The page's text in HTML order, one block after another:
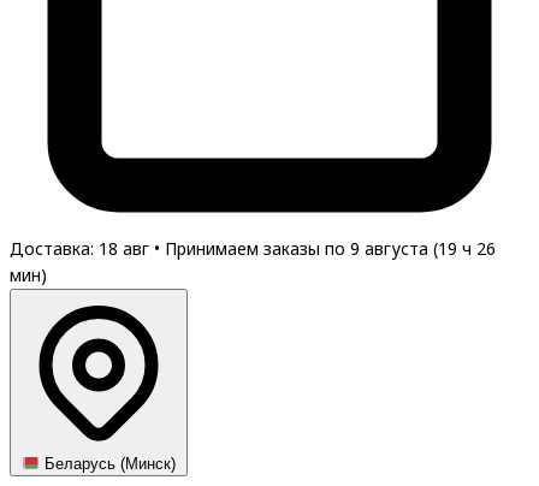
Доставка: 18 авг • Принимаем заказы по 9 августа (19 ч 26
мин)
Беларусь (Минск)